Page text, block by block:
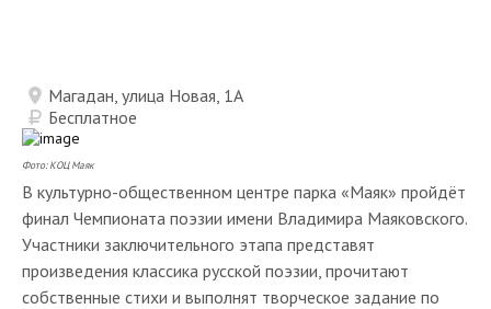
Фото: КОЦ Маяк
В культурно-общественном центре парка «Маяк» пройдёт
финал Чемпионата поэзии имени Владимира Маяковского.
Участники заключительного этапа представят
произведения классика русской поэзии, прочитают
собственные стихи и выполнят творческое задание по
Магадан, улица Новая, 1А
Бесплатное